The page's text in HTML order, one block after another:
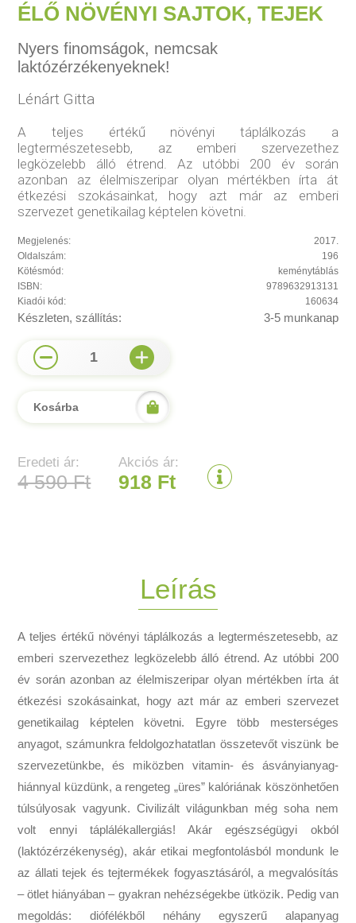
ÉLŐ NÖVÉNYI SAJTOK, TEJEK
Nyers finomságok, nemcsak
laktózérzékenyeknek!
Lénárt Gitta
A teljes értékű növényi táplálkozás a
legtermészetesebb, az emberi szervezethez
legközelebb álló étrend. Az utóbbi 200 év során
azonban az élelmiszeripar olyan mértékben írta át
étkezési szokásainkat, hogy azt már az emberi
szervezet genetikailag képtelen követni.
Megjelenés:
2017.
Oldalszám:
196
Kötésmód:
keménytáblás
ISBN:
9789632913131
Kiadói kód:
160634
Készleten, szállítás: 3-5 munkanap
1
Kosárba
Eredeti ár:
4 590 Ft
Akciós ár:
918 Ft
Leírás
A teljes értékű növényi táplálkozás a legtermészetesebb, az
emberi szervezethez legközelebb álló étrend. Az utóbbi 200
év során azonban az élelmiszeripar olyan mértékben írta át
étkezési szokásainkat, hogy azt már az emberi szervezet
genetikailag képtelen követni. Egyre több mesterséges
anyagot, számunkra feldolgozhatatlan összetevőt viszünk be
szervezetünkbe, és miközben vitamin- és ásványianyag-
hiánnyal küzdünk, a rengeteg „üres” kalóriának köszönhetően
túlsúlyosak vagyunk. Civilizált világunkban még soha nem
volt ennyi táplálékallergiás! Akár egészségügyi okból
(laktózérzékenység), akár etikai megfontolásból mondunk le
az állati tejek és tejtermékek fogyasztásáról, a megvalósítás
– ötlet hiányában – gyakran nehézségekbe ütközik. Pedig van
megoldás: diófélékből néhány egyszerű alapanyag